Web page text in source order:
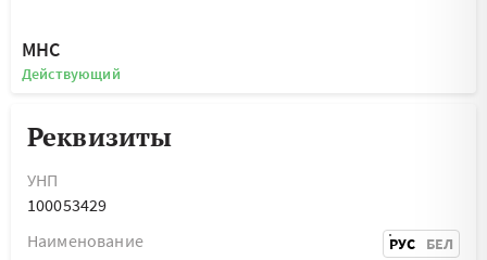
МНС
Действующий
Реквизиты
УНП
100053429
Наименование
РУС БЕЛ